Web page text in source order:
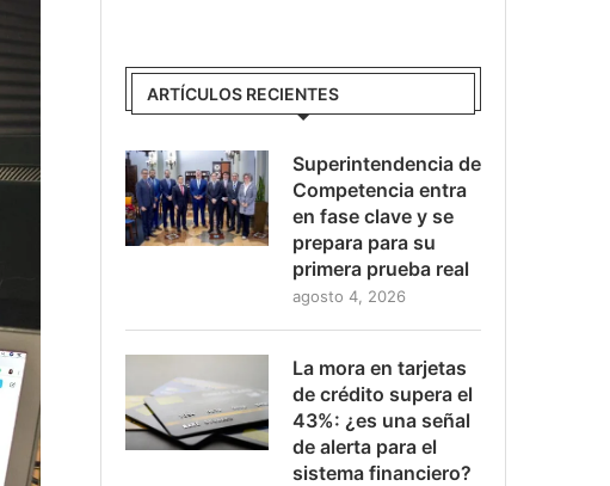
ARTÍCULOS RECIENTES
Superintendencia de
Competencia entra
en fase clave y se
prepara para su
primera prueba real
agosto 4, 2026
La mora en tarjetas
de crédito supera el
43%: ¿es una señal
de alerta para el
sistema financiero?